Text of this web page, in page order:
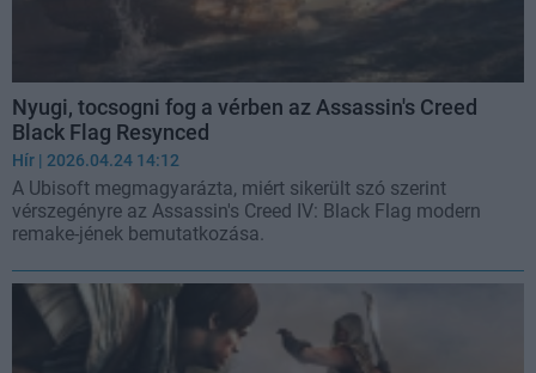
Nyugi, tocsogni fog a vérben az Assassin's Creed
Black Flag Resynced
Hír | 2026.04.24 14:12
A Ubisoft megmagyarázta, miért sikerült szó szerint
vérszegényre az Assassin's Creed IV: Black Flag modern
remake-jének bemutatkozása.